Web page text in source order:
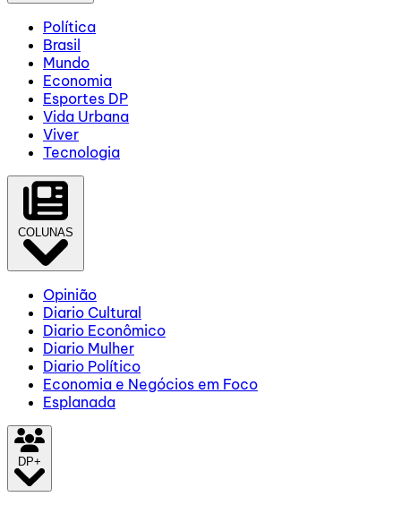
Política
Brasil
Mundo
Economia
Esportes DP
Vida Urbana
Viver
Tecnologia
COLUNAS
Opinião
Diario Cultural
Diario Econômico
Diario Mulher
Diario Político
Economia e Negócios em Foco
Esplanada
DP+